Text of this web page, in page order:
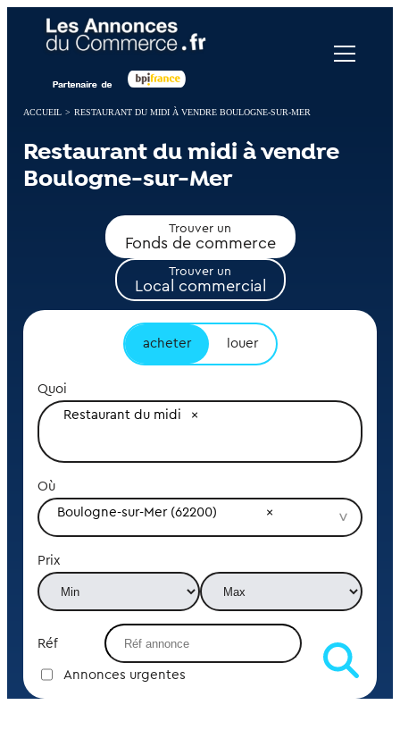
ACCUEIL > RESTAURANT DU MIDI À VENDRE BOULOGNE-SUR-MER
Restaurant du midi à vendre
Boulogne-sur-Mer
Trouver un
Fonds de commerce
Trouver un
Local commercial
acheter louer
Quoi
Restaurant du midi
Où
Boulogne-sur-Mer (62200)
Prix
Réf
Annonces urgentes
Panneau de gestion des cookies